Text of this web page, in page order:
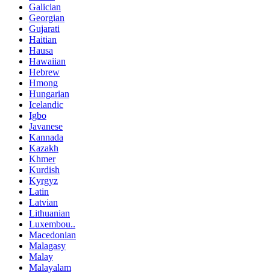
Galician
Georgian
Gujarati
Haitian
Hausa
Hawaiian
Hebrew
Hmong
Hungarian
Icelandic
Igbo
Javanese
Kannada
Kazakh
Khmer
Kurdish
Kyrgyz
Latin
Latvian
Lithuanian
Luxembou..
Macedonian
Malagasy
Malay
Malayalam